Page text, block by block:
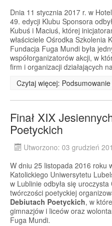
Dnia 11 stycznia 2017 r. w
49. edycji Klubu Sponsora
Kubuś i Maciuś, której
właściciele Ośrodka Szkolenia
Fundacja Fuga Mundi była
współorganizatorów akcji, w
firm i organizacji działających
Czytaj więcej:
Finał XIX
Poetyckich
Utworzono: 03 grudzień
W dniu 25 listopada 2016 roku
Katolickiego Uniwersytetu
w Lublinie odbyła się
twórczości poetyckiej
Debiutach Poetyckich, w
gimnazjów i liceów oraz
Fuga Mundi.